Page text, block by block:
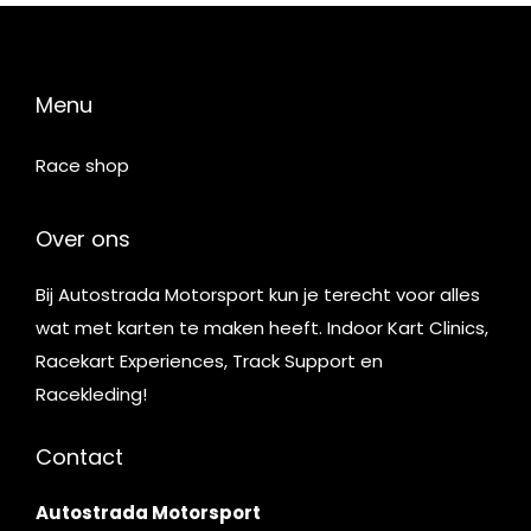
Menu
Race shop
Over ons
Bij Autostrada Motorsport kun je terecht voor alles
wat met karten te maken heeft. Indoor Kart Clinics,
Racekart Experiences, Track Support en
Racekleding!
Contact
Autostrada Motorsport